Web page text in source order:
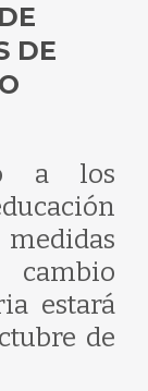
DE
a los
estará
de